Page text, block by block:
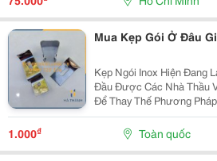
Mua Kẹp Gói Ở Đâu
Kẹp Ngói Inox Hiện Đang
Đầu Được Các Nhà Thầu
Để Thay Thế Phương
Trong Thi Công Mái Ngói
Chỉ Cần Đẹp Mà Phải
Trước...
1.000₫ Toàn quốc